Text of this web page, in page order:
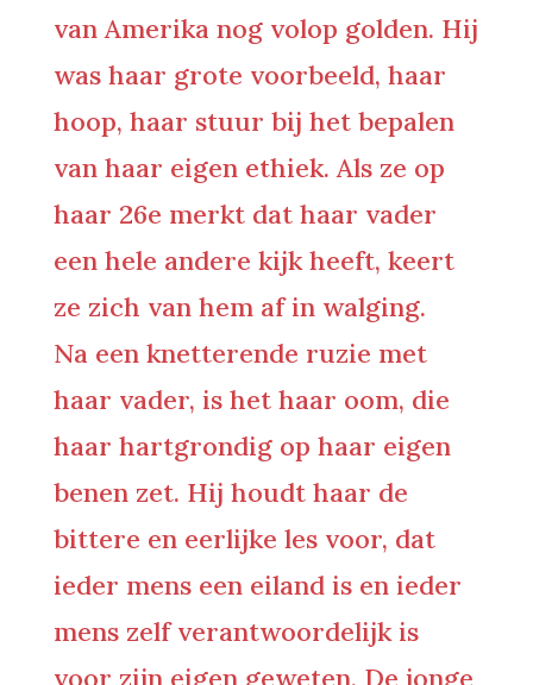
van Amerika nog volop golden. Hij
was haar grote voorbeeld, haar
hoop, haar stuur bij het bepalen
van haar eigen ethiek. Als ze op
haar 26e merkt dat haar vader
een hele andere kijk heeft, keert
ze zich van hem af in walging.
Na een knetterende ruzie met
haar vader, is het haar oom, die
haar hartgrondig op haar eigen
benen zet. Hij houdt haar de
bittere en eerlijke les voor, dat
ieder mens een eiland is en ieder
mens zelf verantwoordelijk is
voor zijn eigen geweten. De jonge